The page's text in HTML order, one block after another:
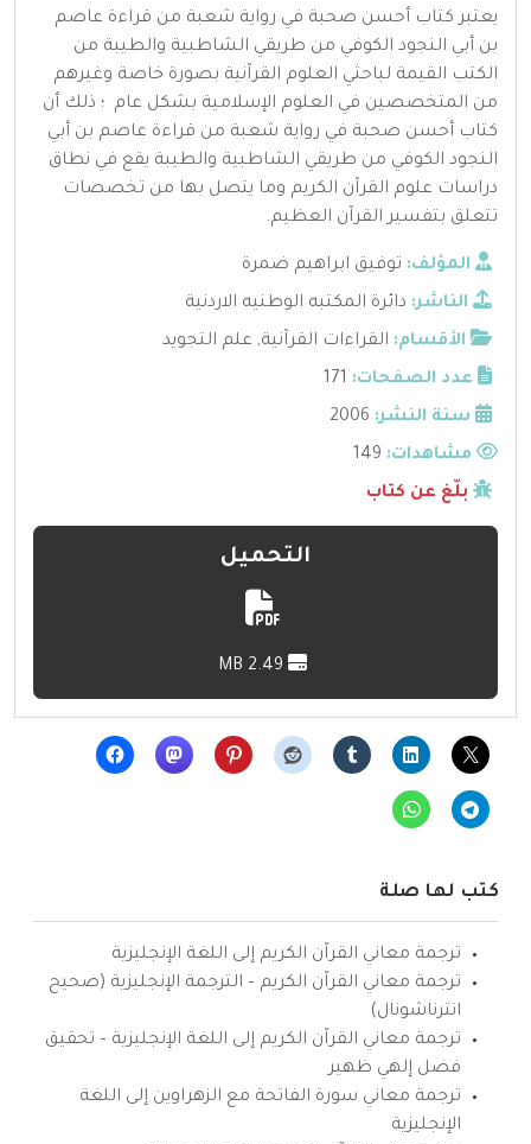
يعتبر كتاب أحسن صحبة في رواية شعبة من قراءة عاصم
بن أبي النجود الكوفي من طريقي الشاطبية والطيبة من
الكتب القيمة لباحثي العلوم القرآنية بصورة خاصة وغيرهم
من المتخصصين في العلوم الإسلامية بشكل عام ؛ ذلك أن
كتاب أحسن صحبة في رواية شعبة من قراءة عاصم بن أبي
النجود الكوفي من طريقي الشاطبية والطيبة يقع في نطاق
دراسات علوم القرآن الكريم وما يتصل بها من تخصصات
تتعلق بتفسير القرآن العظيم.
المؤلف: توفيق ابراهيم ضمرة
الناشر: دائرة المكتبه الوطنيه الاردنية
الأقسام: القراءات القرآنية, علم التجويد
عدد الصفحات: 171
سنة النشر: 2006
مشاهدات:
بلّغ عن كتاب
التحميل
كتب لها صلة
ترجمة معاني القرآن الكريم إلى اللغة الإنجليزية
ترجمة معاني القرآن الكريم – الترجمة الإنجليزية (صحيح
انترناشونال)
ترجمة معاني القرآن الكريم إلى اللغة الإنجليزية – تحقيق
فضل إلهي ظهير
ترجمة معاني سورة الفاتحة مع الزهراوين إلى اللغة
الإنجليزية